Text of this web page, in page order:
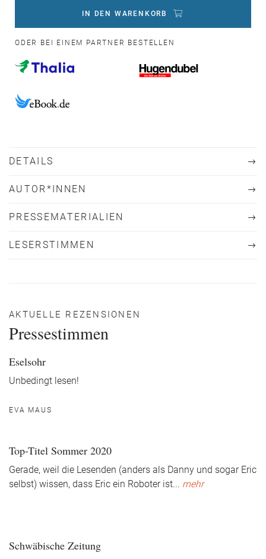
IN DEN WARENKORB
ODER BEI EINEM PARTNER BESTELLEN
DETAILS
AUTOR*INNEN
PRESSEMATERIALIEN
LESERSTIMMEN
AKTUELLE REZENSIONEN
Pressestimmen
Eselsohr
Unbedingt lesen!
EVA MAUS
Top-Titel Sommer 2020
Gerade, weil die Lesenden (anders als Danny und sogar Eric
selbst) wissen, dass Eric ein Roboter ist... mehr
Schwäbische Zeitung